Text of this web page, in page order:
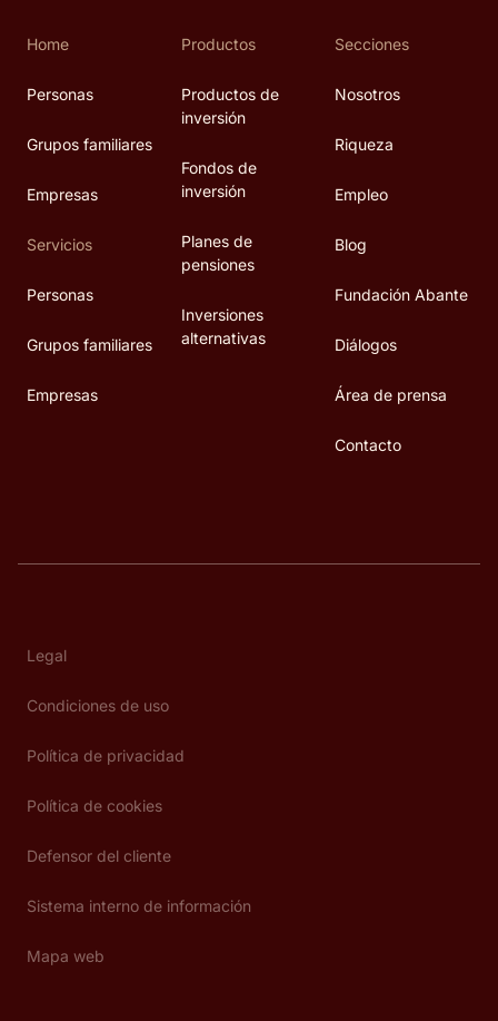
Home
Personas
Grupos familiares
Empresas
Servicios
Personas
Grupos familiares
Empresas
Productos
Productos de
inversión
Fondos de
inversión
Planes de
pensiones
Inversiones
alternativas
Secciones
Nosotros
Riqueza
Empleo
Blog
Fundación Abante
Diálogos
Área de prensa
Contacto
Legal
Condiciones de uso
Política de privacidad
Política de cookies
Defensor del cliente
Sistema interno de información
Mapa web